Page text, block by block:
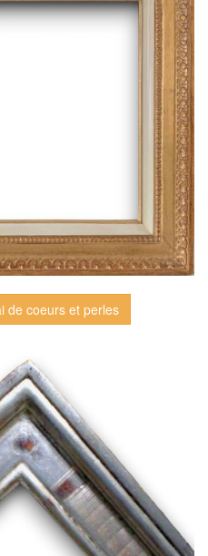
de coeurs et perles